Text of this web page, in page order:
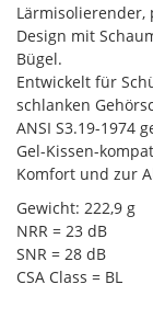
Lärmisolierender,
Design mit
Bügel.
Entwickelt für
schlanken
ANSI S3.19-1974
Gel-Kissen-
Komfort und zur
Gewicht: 222,9 g
NRR = 23 dB
SNR = 28 dB
CSA Class = BL